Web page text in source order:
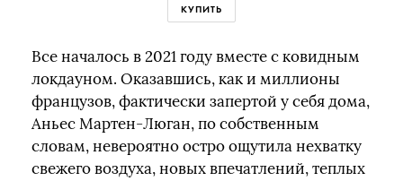
КУПИТЬ
Все началось в 2021 году вместе с ковидным
локдауном. Оказавшись, как и миллионы
французов, фактически запертой у себя дома,
Аньес Мартен-Люган, по собственным
словам, невероятно остро ощутила нехватку
свежего воздуха, новых впечатлений, теплых